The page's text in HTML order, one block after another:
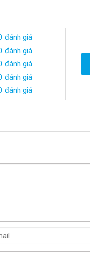
đánh giá
đánh giá
đánh giá
đánh giá
đánh giá